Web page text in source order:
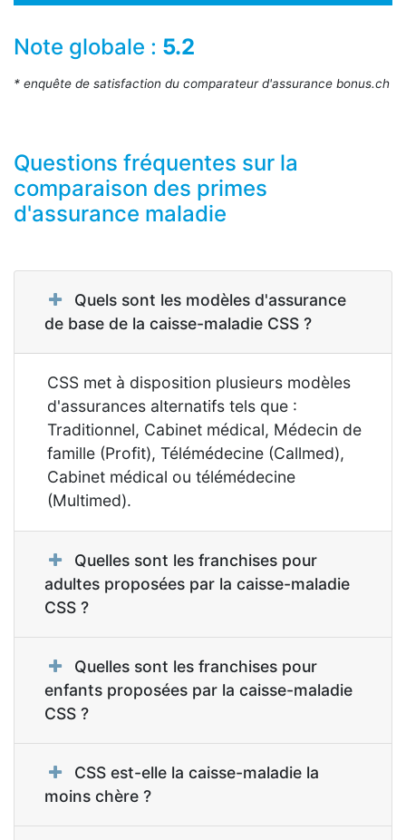
Note globale : 5.2
* enquête de satisfaction du comparateur d'assurance bonus.ch
Questions fréquentes sur la
comparaison des primes
d'assurance maladie
Quels sont les modèles d'assurance
de base de la caisse-maladie CSS ?
CSS met à disposition plusieurs modèles
d'assurances alternatifs tels que :
Traditionnel, Cabinet médical, Médecin de
famille (Profit), Télémédecine (Callmed),
Cabinet médical ou télémédecine
(Multimed).
Quelles sont les franchises pour
adultes proposées par la caisse-maladie
CSS ?
Quelles sont les franchises pour
enfants proposées par la caisse-maladie
CSS ?
CSS est-elle la caisse-maladie la
moins chère ?